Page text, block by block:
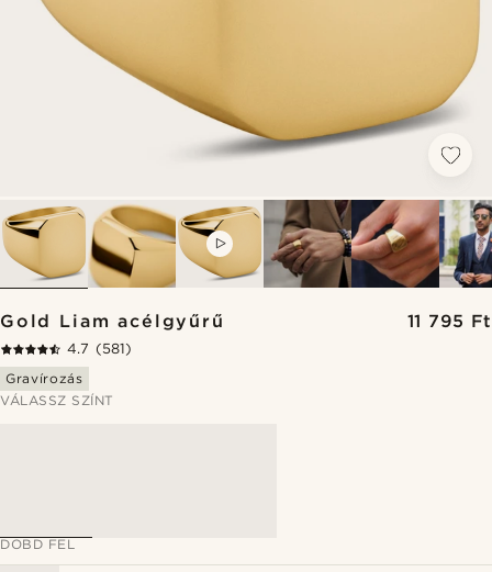
Gold Liam acélgyűrű 11 795 Ft
4.7 (581)
Gravírozás
VÁLASSZ SZÍNT
DOBD FEL